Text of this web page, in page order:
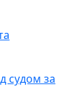
судом за